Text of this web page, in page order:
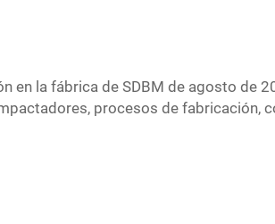
en la fábrica de SDBM de agosto de
procesos de fabricación,